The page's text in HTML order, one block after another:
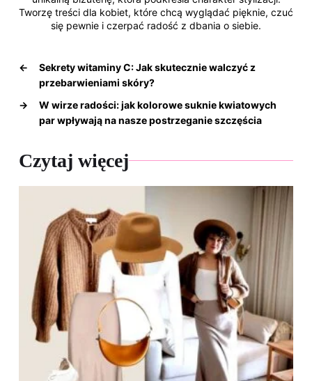
Tworzę treści dla kobiet, które chcą wyglądać pięknie, czuć
się pewnie i czerpać radość z dbania o siebie.
←
Sekrety witaminy C: Jak skutecznie walczyć z
przebarwieniami skóry?
→
W wirze radości: jak kolorowe suknie kwiatowych
par wpływają na nasze postrzeganie szczęścia
Czytaj więcej